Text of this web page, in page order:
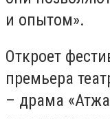
и опытом».
Откроет
премьера
– драма